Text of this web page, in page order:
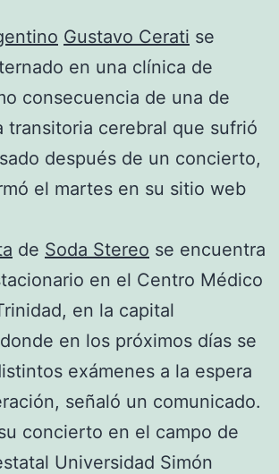
Gustavo Cerati se
en una clínica de
consecuencia de una de
transitoria cerebral que sufrió
después de un concierto,
el martes en su sitio web
de Soda Stereo se encuentra
en el Centro Médico
en la capital
en los próximos días se
exámenes a la espera
señaló un comunicado.
concierto en el campo de
Universidad Simón